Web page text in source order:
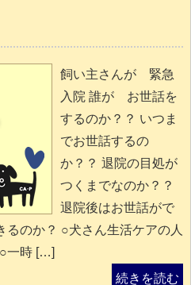
飼い主さんが 緊急
入院 誰が お世話を
するのか？？ いつま
でお世話するの
か？？ 退院の目処が
つくまでなのか？？
退院後はお世話がで
るのか？ ○犬さん生活ケアの人
一時 […]
続きを読む